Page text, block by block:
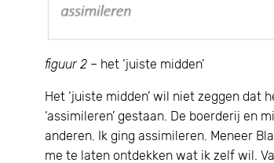
figuur 2 – het ‘juiste midden’
Het ‘juiste midden’ wil niet zeggen
‘assimileren’ gestaan. De boerderij en
anderen. Ik ging assimileren. Meneer
me te laten ontdekken wat ik zelf wil.